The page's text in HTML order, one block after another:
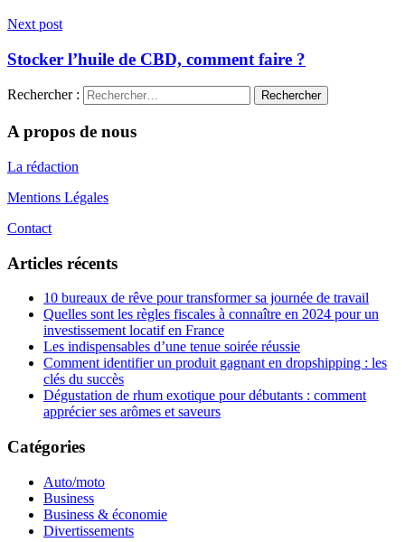
Next post
Stocker l’huile de CBD, comment faire ?
Rechercher :
A propos de nous
La rédaction
Mentions Légales
Contact
Articles récents
10 bureaux de rêve pour transformer sa journée de travail
Quelles sont les règles fiscales à connaître en 2024 pour un
investissement locatif en France
Les indispensables d’une tenue soirée réussie
Comment identifier un produit gagnant en dropshipping : les
clés du succès
Dégustation de rhum exotique pour débutants : comment
apprécier ses arômes et saveurs
Catégories
Auto/moto
Business
Business & économie
Divertissements